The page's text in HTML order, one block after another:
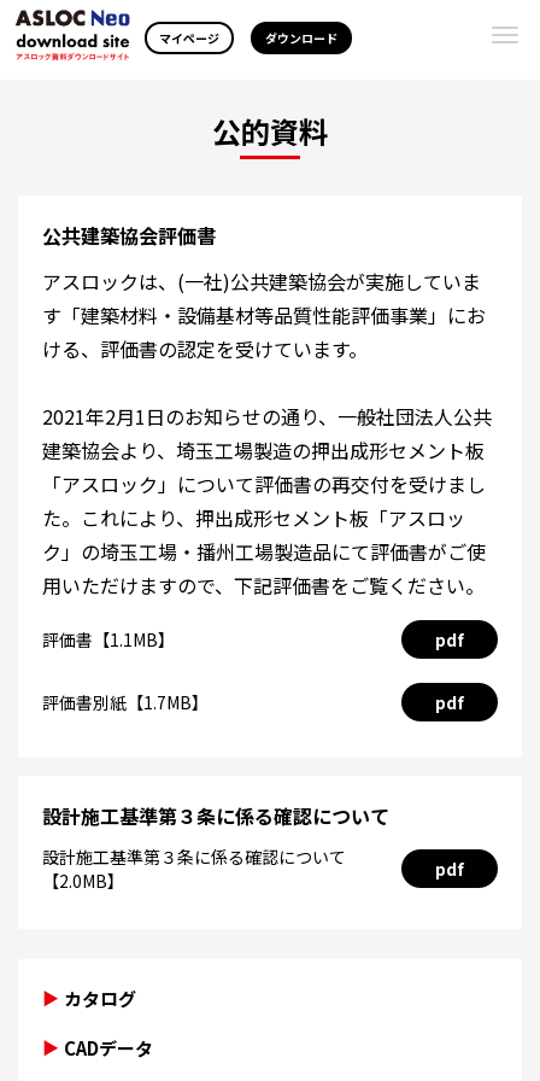
マイページ ダウンロード
公的資料
公共建築協会評価書
アスロックは、(一社)公共建築協会が実施していま
す「建築材料・設備基材等品質性能評価事業」にお
ける、評価書の認定を受けています。
2021年2月1日のお知らせの通り、一般社団法人公共
建築協会より、埼玉工場製造の押出成形セメント板
「アスロック」について評価書の再交付を受けまし
た。これにより、押出成形セメント板「アスロッ
ク」の埼玉工場・播州工場製造品にて評価書がご使
用いただけますので、下記評価書をご覧ください。
評価書【1.1MB】 pdf
評価書別紙【1.7MB】 pdf
設計施工基準第３条に係る確認について
設計施工基準第３条に係る確認について
【2.0MB】
pdf
カタログ
CADデータ